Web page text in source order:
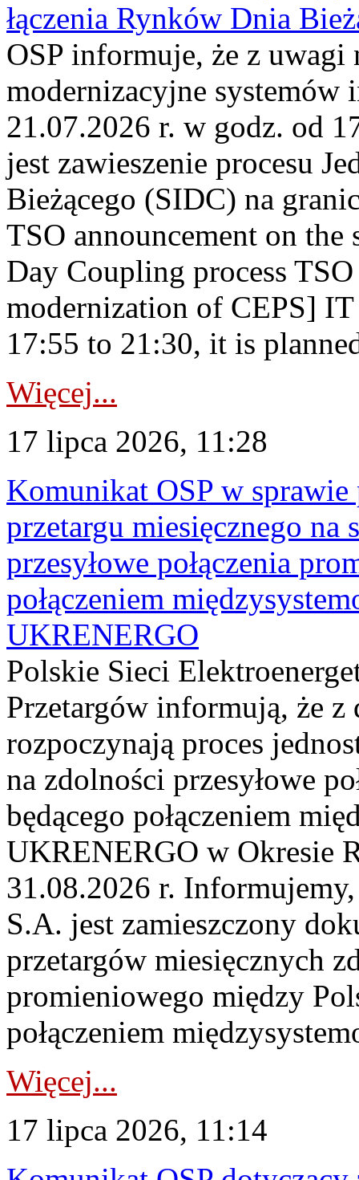
łączenia Rynków Dnia
OSP informuje, że z uwagi
modernizacyjne
21.07.2026 r. w godz. od
jest zawieszenie procesu
Bieżącego (SIDC) na
TSO announcement on
Day Coupling process
modernization of CEPS]
17:55 to 21:30, it is
Więcej...
17 lipca 2026, 11:28
Komunikat OSP w sprawie
przetargu miesięcznego
przesyłowe połączenia
połączeniem
UKRENERGO
Polskie Sieci
Przetargów informują, że
rozpoczynają proces
na zdolności przesyłowe
będącego połączeniem
UKRENERGO w Okresie
31.08.2026 r.
S.A. jest zamieszczony
przetargów miesięcznych
promieniowego między
połączeniem
Więcej...
17 lipca 2026, 11:14